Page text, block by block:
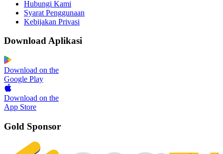
Hubungi Kami
Syarat Penggunaan
Kebijakan Privasi
Download Aplikasi
Download on the
Google Play
Download on the
App Store
Gold Sponsor